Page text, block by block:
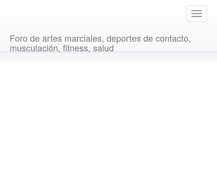
T
o
Foro de artes marciales, deportes de contacto,
musculación, fitness, salud